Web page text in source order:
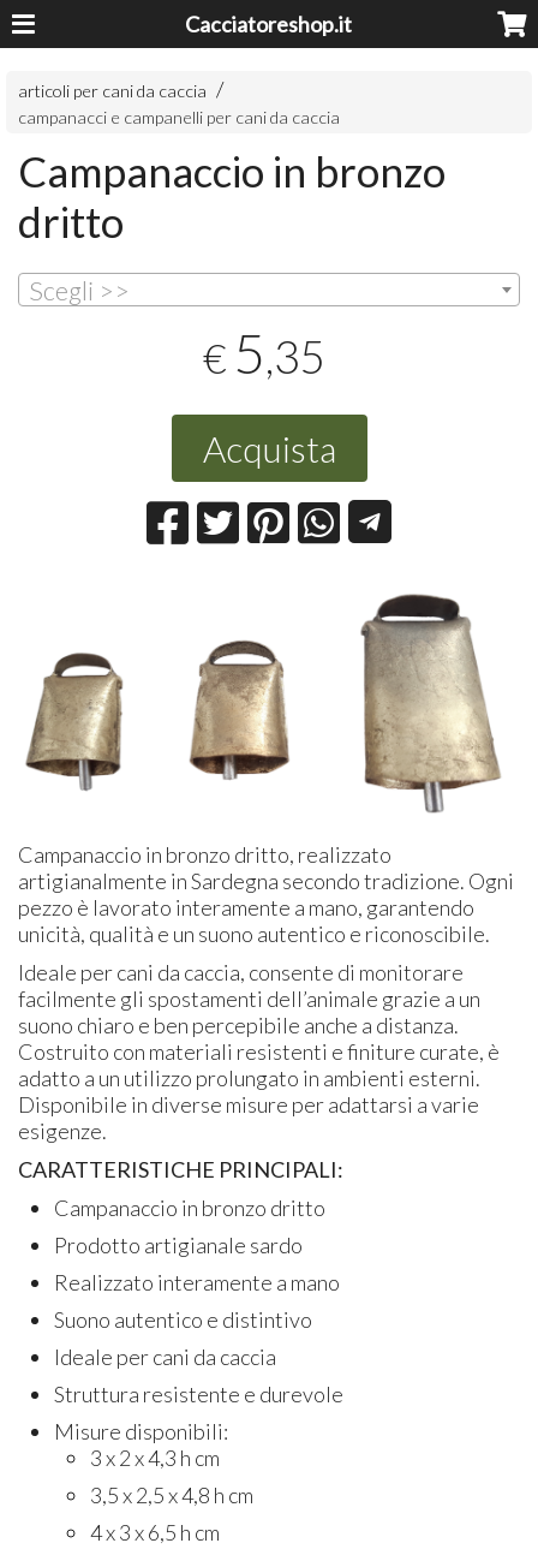
Cacciatoreshop.it
articoli per cani da caccia
campanacci e campanelli per cani da caccia
Campanaccio in bronzo
dritto
Scegli >>
€ 5,35
Acquista
Campanaccio in bronzo dritto, realizzato
artigianalmente in Sardegna secondo tradizione. Ogni
pezzo è lavorato interamente a mano, garantendo
unicità, qualità e un suono autentico e riconoscibile.
Ideale per cani da caccia, consente di monitorare
facilmente gli spostamenti dell’animale grazie a un
suono chiaro e ben percepibile anche a distanza.
Costruito con materiali resistenti e finiture curate, è
adatto a un utilizzo prolungato in ambienti esterni.
Disponibile in diverse misure per adattarsi a varie
esigenze.
CARATTERISTICHE PRINCIPALI:
Campanaccio in bronzo dritto
Prodotto artigianale sardo
Realizzato interamente a mano
Suono autentico e distintivo
Ideale per cani da caccia
Struttura resistente e durevole
Misure disponibili:
3 x 2 x 4,3 h cm
3,5 x 2,5 x 4,8 h cm
4 x 3 x 6,5 h cm